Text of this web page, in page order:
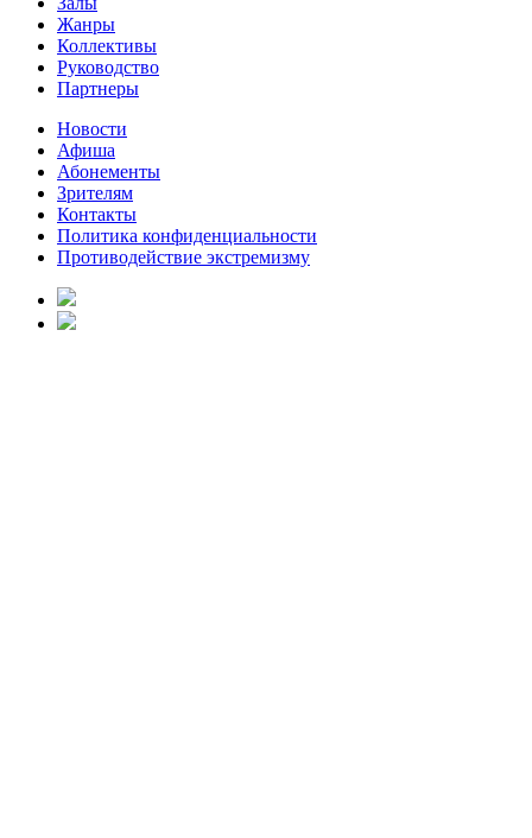
Жанры
Коллективы
Руководство
Партнеры
Новости
Афиша
Абонементы
Зрителям
Контакты
Политика конфиденциальности
Противодействие экстремизму